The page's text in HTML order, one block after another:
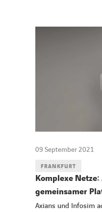
09 September 2021
FRANKFURT
Komplexe
gemeinsamer
Axians und Infosim